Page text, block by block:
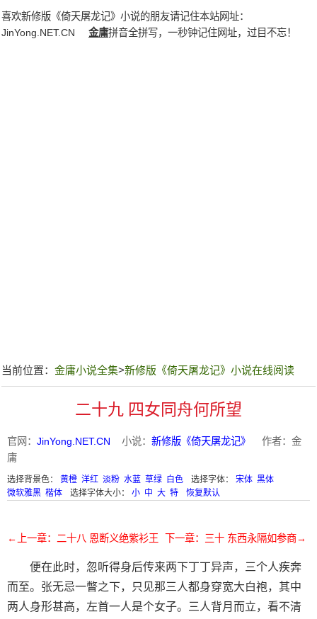
喜欢新修版《倚天屠龙记》小说的朋友请记住本站网址：
JinYong.NET.CN
金庸拼音全拼写，一秒钟记住网址，过目不忘！
当前位置： 金庸小说全集>新修版《倚天屠龙记》小说在线阅读
二十九 四女同舟何所望
官网： JinYong.NET.CN 小说： 新修版《倚天屠龙记》
作者：金
庸
选择背景色： 黄橙 洋红 淡粉 水蓝 草绿 白色 选择字体： 宋体 黑体
微软雅黑 楷体 选择字体大小： 小 中 大 特 恢复默认
←上一章：二十八 恩断义绝紫衫王 下一章：三十 东西永隔如参商→
便在此时，忽听得身后传来两下丁丁异声，三个人疾奔
而至。张无忌一瞥之下，只见那三人都身穿宽大白袍，其中
两人身形甚高，左首一人是个女子。三人背月而立，看不清